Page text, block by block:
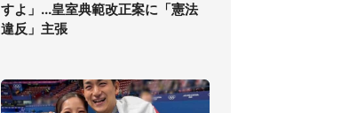
すよ」...皇室典範改正案に「憲法
違反」主張